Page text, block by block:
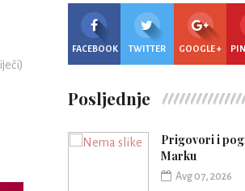
FACEBOOK TWITTER GOOGLE +
Posljednje
Prigovori i
Marku
Avg 07, 2026